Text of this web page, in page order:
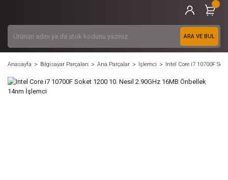
ARA VE BUL
Anasayfa Bilgisayar Parçaları Ana Parçalar İşlemci Intel Core i7 10700F